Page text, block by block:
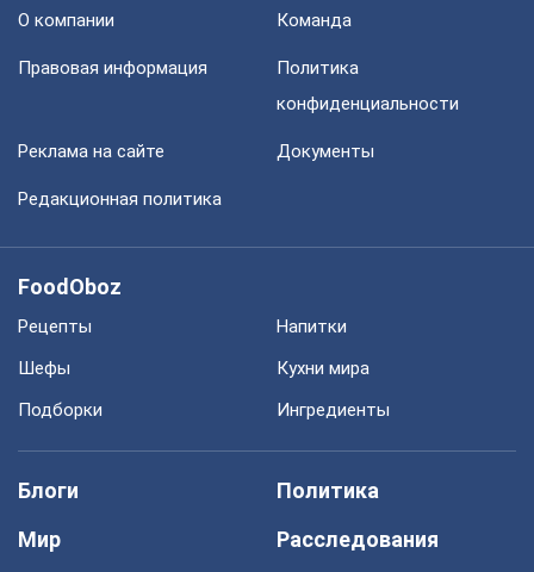
О компании Команда
Правовая информация
Политика
конфиденциальности
Реклама на сайте Документы
Редакционная политика
FoodOboz
Рецепты
Напитки
Шефы
Кухни мира
Подборки
Ингредиенты
Блоги
Политика
Мир
Расследования